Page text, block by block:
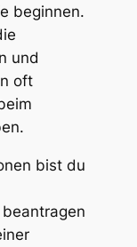
beginnen.
und
oft
bist du